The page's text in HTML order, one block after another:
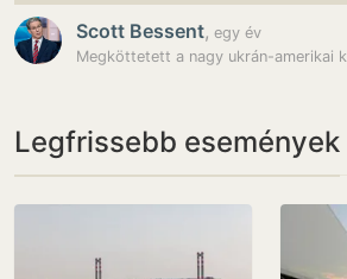
Scott Bessent, egy év
Legfrissebb események